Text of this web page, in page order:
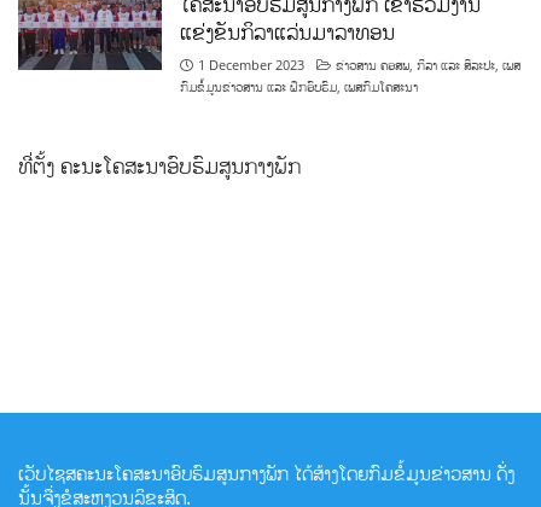
ແຂ່ງຂັນກິລາແລ່ນມາລາທອນ
1 December 2023 ຂ່າວສານ ຄອສພ ,ກິລາ ແລະ ສິລະປະ ,ເພສ
ກົມຂໍ້ມູນຂ່າວສານ ແລະ ຝຶກອົບຮົມ ,ເພສກົມໂຄສະນາ
ທີ່ຕັ້ງ ຄະນະໂຄສະນາອົບຮົມສູນກາງພັກ
ເວັບໄຊສຄະນະໂຄສະນາອົບຮົມສູນກາງພັກ ໄດ້ສ້າງໂດຍກົມຂໍ້ມູນຂ່າວສານ ດັ່ງ
ນັ້ນຈື່ງຂໍສະຫງວນລິຂະສິດ.